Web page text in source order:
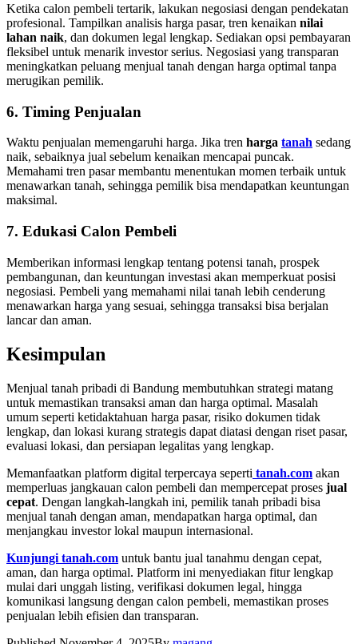
Ketika calon pembeli tertarik, lakukan negosiasi dengan pendekatan
profesional. Tampilkan analisis harga pasar, tren kenaikan nilai
lahan naik, dan dokumen legal lengkap. Sediakan opsi pembayaran
fleksibel untuk menarik investor serius. Negosiasi yang transparan
meningkatkan peluang menjual tanah dengan harga optimal tanpa
merugikan pemilik.
6. Timing Penjualan
Waktu penjualan memengaruhi harga. Jika tren harga tanah sedang
naik, sebaiknya jual sebelum kenaikan mencapai puncak.
Memahami tren pasar membantu menentukan momen terbaik untuk
menawarkan tanah, sehingga pemilik bisa mendapatkan keuntungan
maksimal.
7. Edukasi Calon Pembeli
Memberikan informasi lengkap tentang potensi tanah, prospek
pembangunan, dan keuntungan investasi akan memperkuat posisi
negosiasi. Pembeli yang memahami nilai tanah lebih cenderung
menawarkan harga yang sesuai, sehingga transaksi bisa berjalan
lancar dan aman.
Kesimpulan
Menjual tanah pribadi di Bandung membutuhkan strategi matang
untuk memastikan transaksi aman dan harga optimal. Masalah
umum seperti ketidaktahuan harga pasar, risiko dokumen tidak
lengkap, dan lokasi kurang strategis dapat diatasi dengan riset pasar,
evaluasi lokasi, dan persiapan legalitas yang lengkap.
Memanfaatkan platform digital terpercaya seperti tanah.com akan
memperluas jangkauan calon pembeli dan mempercepat proses jual
cepat. Dengan langkah-langkah ini, pemilik tanah pribadi bisa
menjual tanah dengan aman, mendapatkan harga optimal, dan
menjangkau investor lokal maupun internasional.
Kunjungi tanah.com untuk bantu jual tanahmu dengan cepat,
aman, dan harga optimal. Platform ini menyediakan fitur lengkap
mulai dari unggah listing, verifikasi dokumen legal, hingga
komunikasi langsung dengan calon pembeli, memastikan proses
penjualan lebih efisien dan transparan.